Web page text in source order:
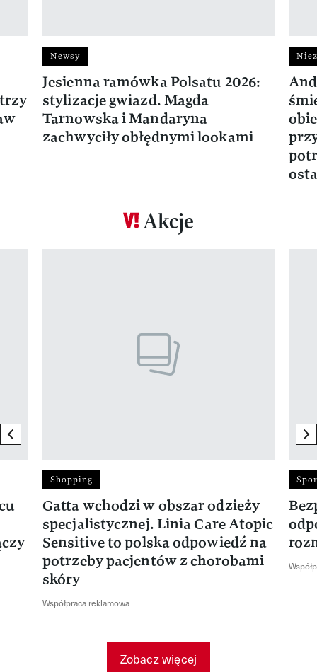
Newsy
Jesienna ramówka Polsatu 2026:
stylizacje gwiazd. Magda
Tarnowska i Mandaryna
zachwyciły obłędnymi lookami
Akcje
previous element
Shopping
Gatta wchodzi w obszar odzieży
specjalistycznej. Linia Care Atopic
Sensitive to polska odpowiedź na
potrzeby pacjentów z chorobami
skóry
Współpraca reklamowa
Zobacz więcej